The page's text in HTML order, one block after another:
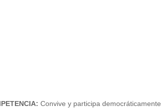
Convive y participa